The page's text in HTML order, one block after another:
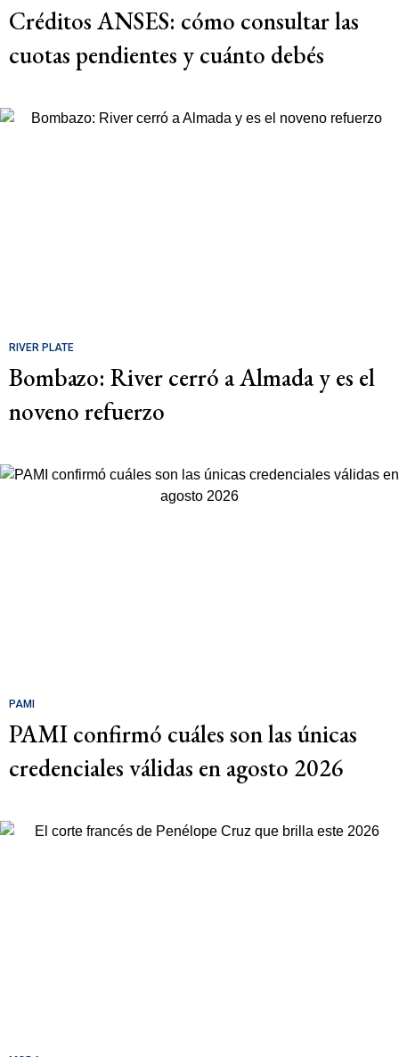
Créditos ANSES: cómo consultar las
cuotas pendientes y cuánto debés
RIVER PLATE
Bombazo: River cerró a Almada y es el
noveno refuerzo
PAMI
PAMI confirmó cuáles son las únicas
credenciales válidas en agosto 2026